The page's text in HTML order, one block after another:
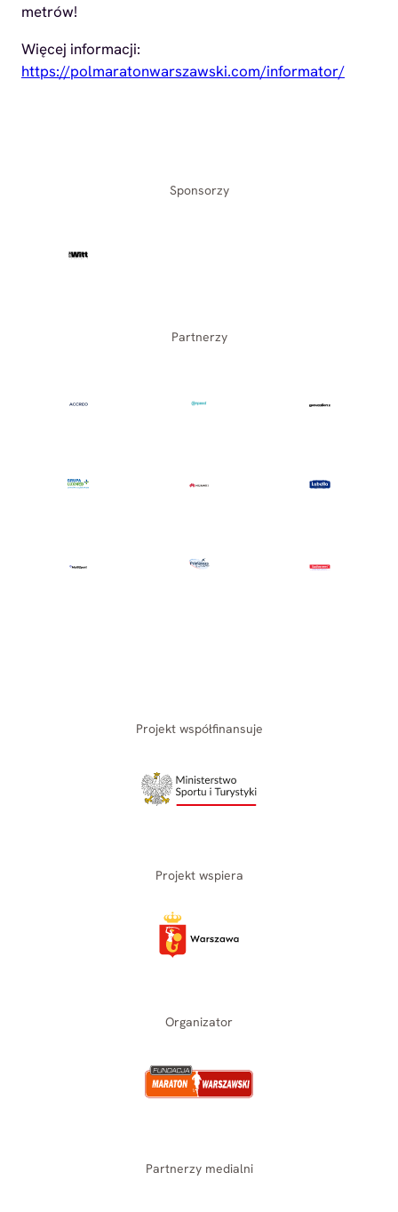
metrów!
Więcej informacji:
https://polmaratonwarszawski.com/informator/
Sponsorzy
Partnerzy
Projekt współfinansuje
Projekt wspiera
Organizator
Partnerzy medialni